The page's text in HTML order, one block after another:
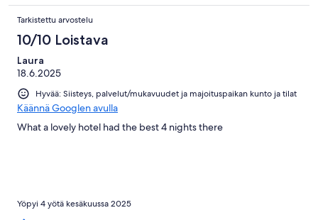
Tarkistettu arvostelu
10/10 Loistava
Laura
18.6.2025
Hyvää: Siisteys, palvelut/mukavuudet ja majoituspaikan kunto ja tilat
Käännä Googlen avulla
What a lovely hotel had the best 4 nights there
Yöpyi 4 yötä kesäkuussa 2025